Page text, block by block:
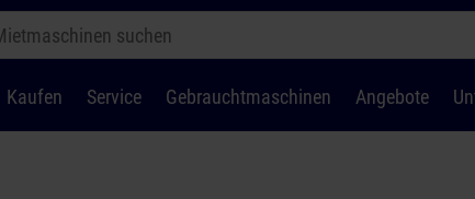
Kaufen Service Gebrauchtmaschinen Angebote